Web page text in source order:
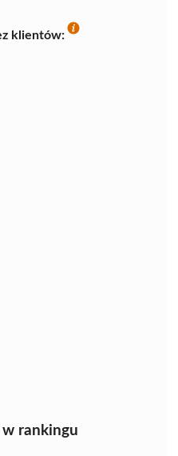
klientów:
w rankingu